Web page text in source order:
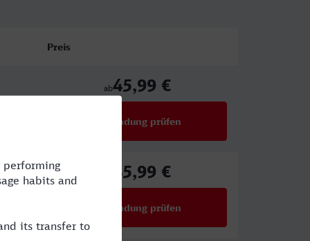
Preis
ab45,99 €
Verbindung prüfen
45,99 €
Verbindung prüfen